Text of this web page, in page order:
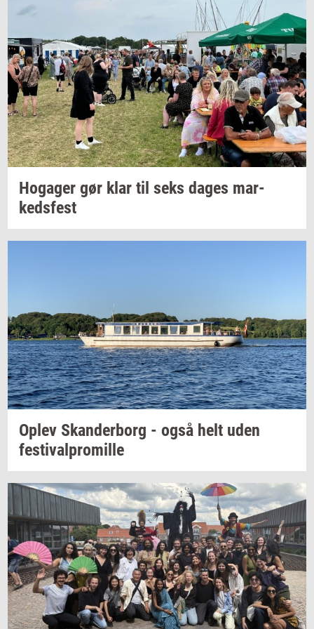
Ho­ga­ger gør klar til seks dages mar­
keds­fest
Oplev Skan­der­borg - også helt uden
festi­val­pro­mil­le